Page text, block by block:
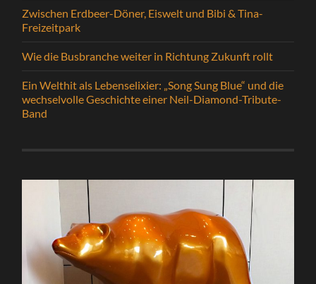
Zwischen Erdbeer-Döner, Eiswelt und Bibi & Tina-
Freizeitpark
Wie die Busbranche weiter in Richtung Zukunft rollt
Ein Welthit als Lebenselixier: „Song Sung Blue“ und die
wechselvolle Geschichte einer Neil-Diamond-Tribute-
Band